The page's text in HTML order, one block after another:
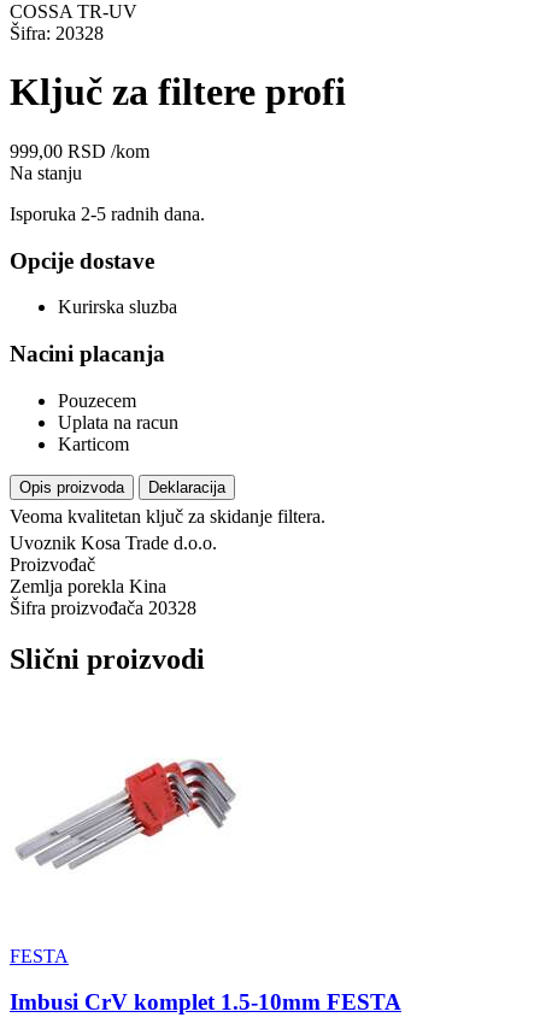
COSSA TR-UV
Šifra: 20328
Ključ za filtere profi
999,00 RSD /kom
Na stanju
Isporuka 2-5 radnih dana.
Opcije dostave
Kurirska sluzba
Nacini placanja
Pouzecem
Uplata na racun
Karticom
Opis proizvoda Deklaracija
Veoma kvalitetan ključ za skidanje filtera.
Uvoznik Kosa Trade d.o.o.
Proizvođač
Zemlja porekla Kina
Šifra proizvođača 20328
Slični proizvodi
FESTA
Imbusi CrV komplet 1.5-10mm FESTA